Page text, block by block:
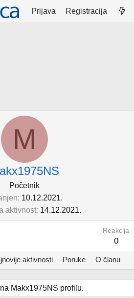
Prijava Registracija
M
Početnik
10.12.2021.
aktivnost 14.12.2021.
Reakcija
0
aktivnosti Poruke O članu
Makx1975NS profilu.